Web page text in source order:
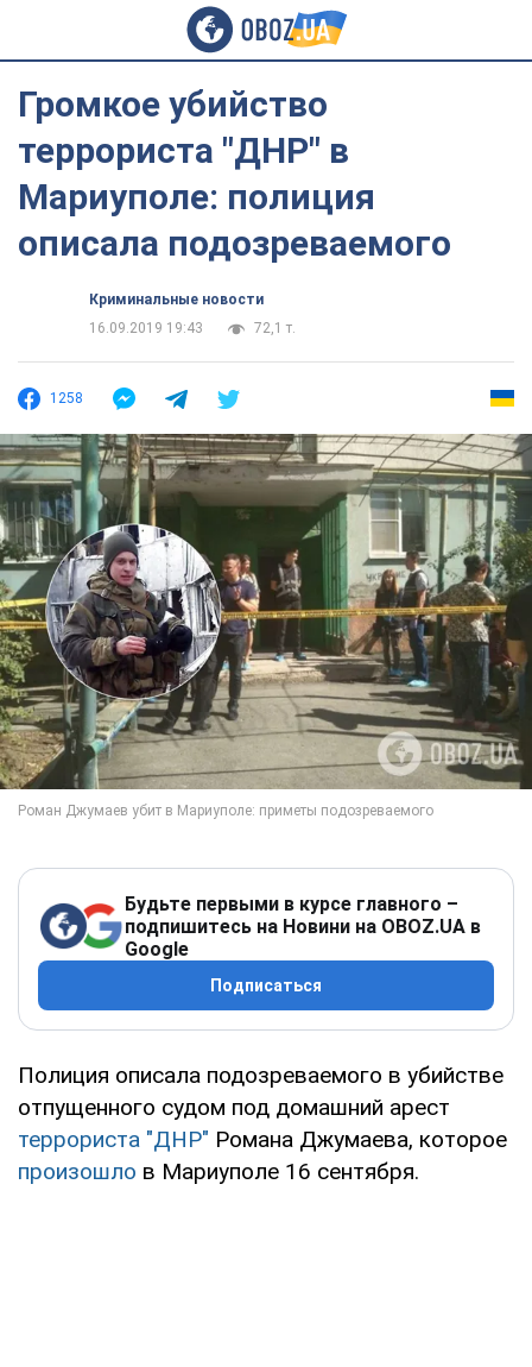
Громкое убийство
террориста "ДНР" в
Мариуполе: полиция
описала подозреваемого
Криминальные новости
16.09.2019 19:43
72,1 т.
1258
Будьте первыми в курсе главного –
подпишитесь на Новини на OBOZ.UA в
Google
Подписаться
Полиция описала подозреваемого в убийстве
отпущенного судом под домашний арест
террориста "ДНР" Романа Джумаева, которое
произошло в Мариуполе 16 сентября.